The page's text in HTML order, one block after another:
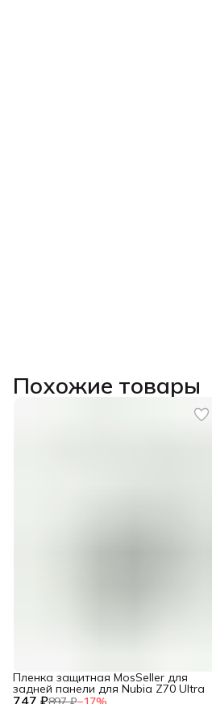
Похожие товары
Пленка защитная MosSeller для
задней панели для Nubia Z70 Ultra